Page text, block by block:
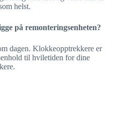
helst.
på remonteringsenheten?
dagen. Klokkeopptrekkere er
til hviletiden for dine